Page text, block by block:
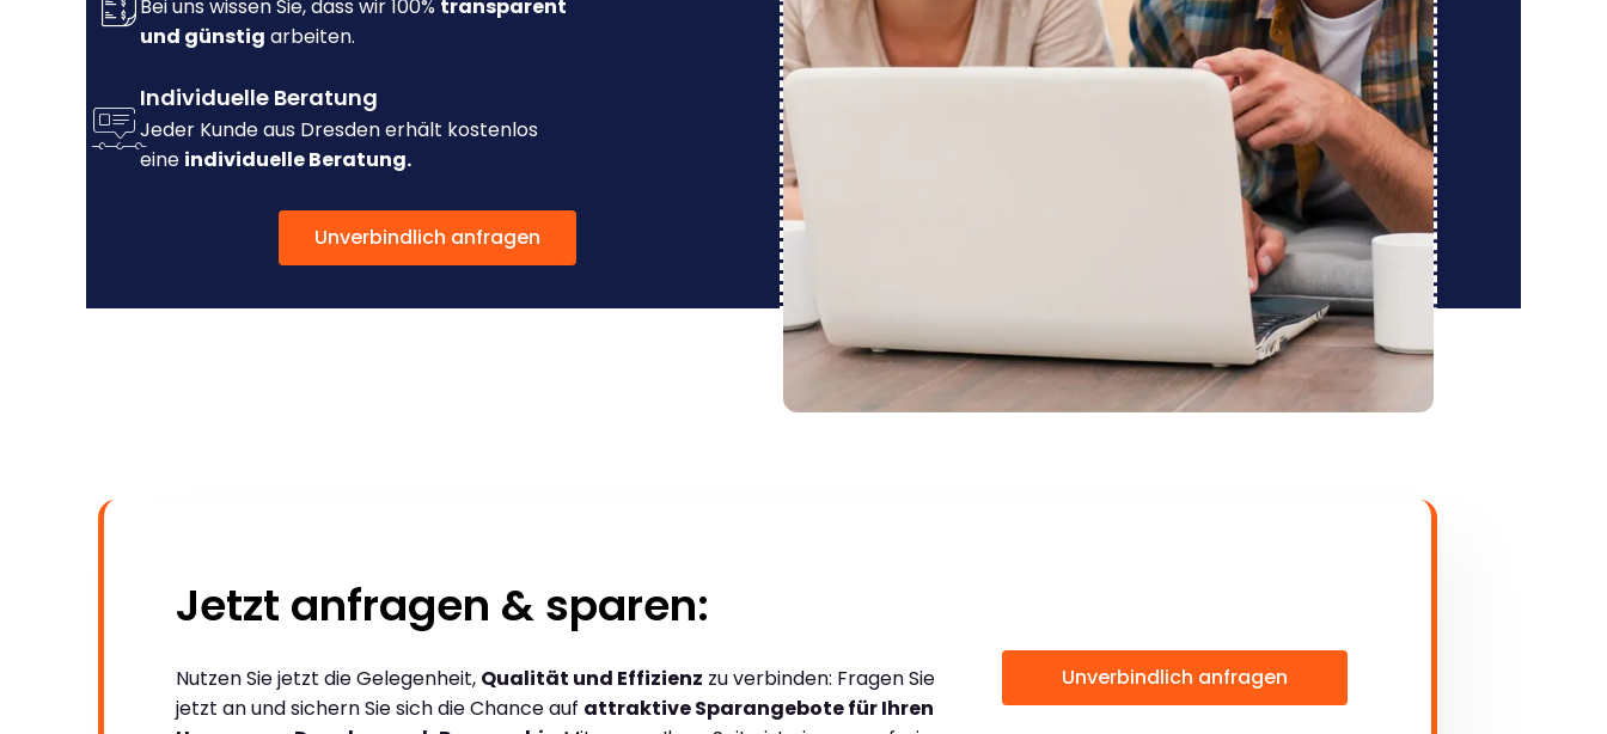
Bei uns wissen Sie, dass wir 100% transparent
und günstig arbeiten.
Individuelle Beratung
Jeder Kunde aus Dresden erhält kostenlos
eine individuelle Beratung.
Unverbindlich anfragen
Jetzt anfragen & sparen:
Nutzen Sie jetzt die Gelegenheit, Qualität und Effizienz zu verbinden: Fragen Sie
jetzt an und sichern Sie sich die Chance auf attraktive Sparangebote für Ihren
Unverbindlich anfragen